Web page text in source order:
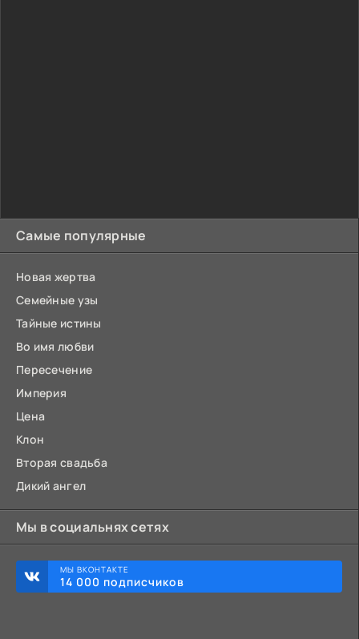
Самые популярные
Новая жертва
Семейные узы
Тайные истины
Во имя любви
Пересечение
Империя
Цена
Клон
Вторая свадьба
Дикий ангел
Мы в социальнях сетях
МЫ ВКОНТАКТЕ
14 000 подписчиков